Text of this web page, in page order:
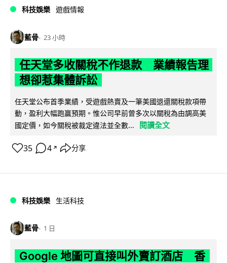
科技娛樂 遊戲情報
藍骨 23 小時
任天堂多收關稅不作退款 業績報告理
想卻惹集體訴訟
任天堂公布首季業績，受遊戲熱賣及一筆美國退還關稅款項帶
動，盈利大幅跑贏預期。惟公司早前曾多次以關稅為由調高美
國定價，如今關稅被裁定違法並全數...
閱讀全文
35 4 ↗ 分享
科技娛樂 生活科技
藍骨 1 日
Google 地圖可直接叫外賣訂酒店 香